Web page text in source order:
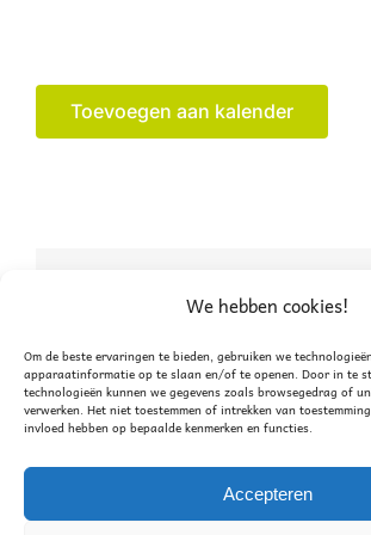
We hebben cookies!
Om de beste ervaringen te bieden, gebruiken we
apparaatinformatie op te slaan en/of te openen. Door in te
technologieën kunnen we gegevens zoals browsegedrag of
verwerken. Het niet toestemmen of intrekken van
invloed hebben op bepaalde kenmerken en functies.
Accepteren
Toevoegen aan kalender
Deel dit verhaal,
platform!
Facebook
X